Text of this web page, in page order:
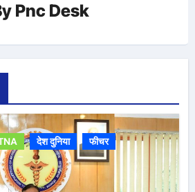
Pnc Desk
देश दुनिया फीचर